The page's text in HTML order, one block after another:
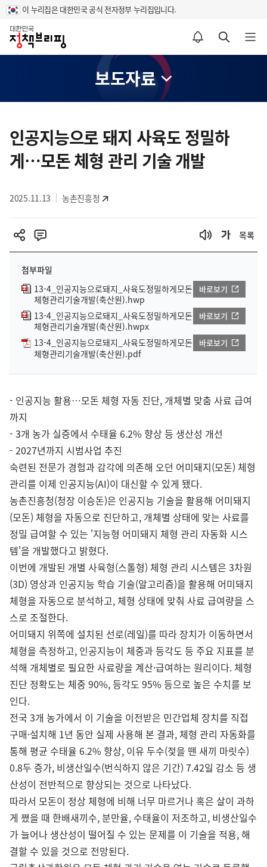
이 누리집은 대한민국 공식 전자정부 누리집입니다.
홈
알림설정 바로가기 검색 바로가기 메뉴 열기
보도자료
텐
영
인공지능으로 돼지 사육도 정밀하
게…모돈 체형 관리 기술 개발
2025.11.13 농촌진흥청
목록
첨부파일
13-4_인공지능으로돼지_사육도정밀하게모돈
체형관리기술개발(축산원).hwp
바로보기
13-4_인공지능으로돼지_사육도정밀하게모돈
체형관리기술개발(축산원).hwpx
바로보기
13-4_인공지능으로돼지_사육도정밀하게모돈
체형관리기술개발(축산원).pdf
바로보기
- 인공지능 활용…모돈 체형 자동 진단, 개체별 맞춤 사료 급여
까지
- 3개 농가 실증에서 수태율 6.2% 향상 등 생산성 개선
- 2027년까지 시범사업 추진
숙련된 전문가 경험과 감각에 의존해 오던 어미돼지(모돈) 체형
관리를 이제 인공지능(AI)이 대신할 수 있게 됐다.
농촌진흥청(청장 이승돈)은 인공지능 기술을 활용해 어미돼지
(모돈) 체형을 자동으로 진단하고, 개체별 상태에 맞는 사료를
정밀 급여할 수 있는 '지능형 어미돼지 체형 관리 자동화 시스
템'을 개발했다고 밝혔다.
이번에 개발된 개별 사육형(스톨형) 체형 관리 시스템은 3차원
(3D) 영상과 인공지능 학습 기술(알고리즘)을 활용해 어미돼지
체형을 자동으로 분석하고, 체형 상태에 맞춰 사료 급여량을 스
스로 조절한다.
어미돼지 위쪽에 설치된 선로(레일)를 따라 장치가 이동하면서
체형을 측정하고, 인공지능이 체중과 등각도 등 주요 지표를 분
석해 개체별로 필요한 사료량을 계산·급여하는 원리이다. 체형
진단 정확도는 체중 90%, 등각도 95% 등으로 높은 수치를 보
인다.
전국 3개 농가에서 이 기술을 이전받은 민간업체 장치를 직접
구매·설치해 1년 동안 실제 사용해 본 결과, 체형 관리 자동화를
통해 평균 수태율 6.2% 향상, 이유 두수(젖을 뗀 새끼 마릿수)
0.8두 증가, 비생산일수(번식하지 않은 기간) 7.42일 감소 등 생
산성이 전반적으로 향상되는 것으로 나타났다.
따라서 모돈이 정상 체형에 비해 너무 마르거나 혹은 살이 과하
게 쪘을 때 한배새끼수, 분만율, 수태율이 저조하고, 비생산일수
가 늘어나 생산성이 떨어질 수 있는 문제를 이 기술을 적용, 해
결할 수 있을 것으로 전망된다.